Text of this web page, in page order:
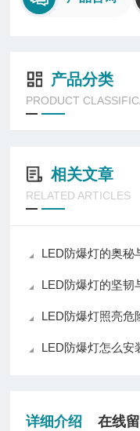
◆特制的恒流恒压电源
产品分类
PRODUCT
相关文章
RELATED ARTICLES
LED防爆灯的奥秘
LED防爆灯的坚韧
LED防爆灯照亮危
LED防爆灯怎么安
详细介绍 在线